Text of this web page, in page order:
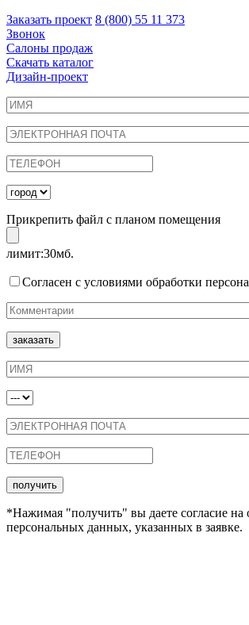
Заказать проект 8 (800) 55 11 373
Звонок
Салоны продаж
Скачать каталог
Дизайн-проект
Прикрепить файл с планом помещения
лимит:30мб.
Согласен с условиями обработки
*Нажимая "получить" вы даете согласие на
персональных данных, указанных в заявке.